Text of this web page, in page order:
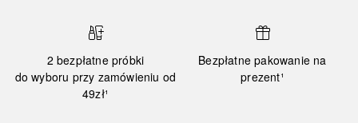
2 bezpłatne próbki
do wyboru przy zamówieniu od
49zł¹
Bezpłatne pakowanie na
prezent¹